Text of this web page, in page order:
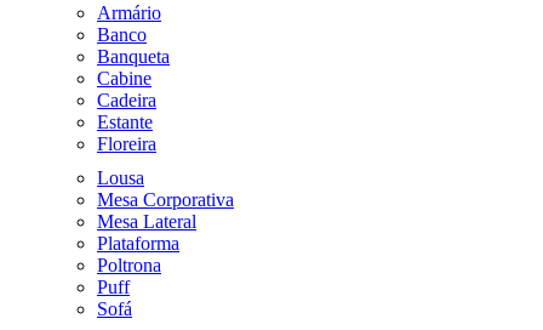
Armário
Banco
Banqueta
Cabine
Cadeira
Estante
Floreira
Lousa
Mesa Corporativa
Mesa Lateral
Plataforma
Poltrona
Puff
Sofá